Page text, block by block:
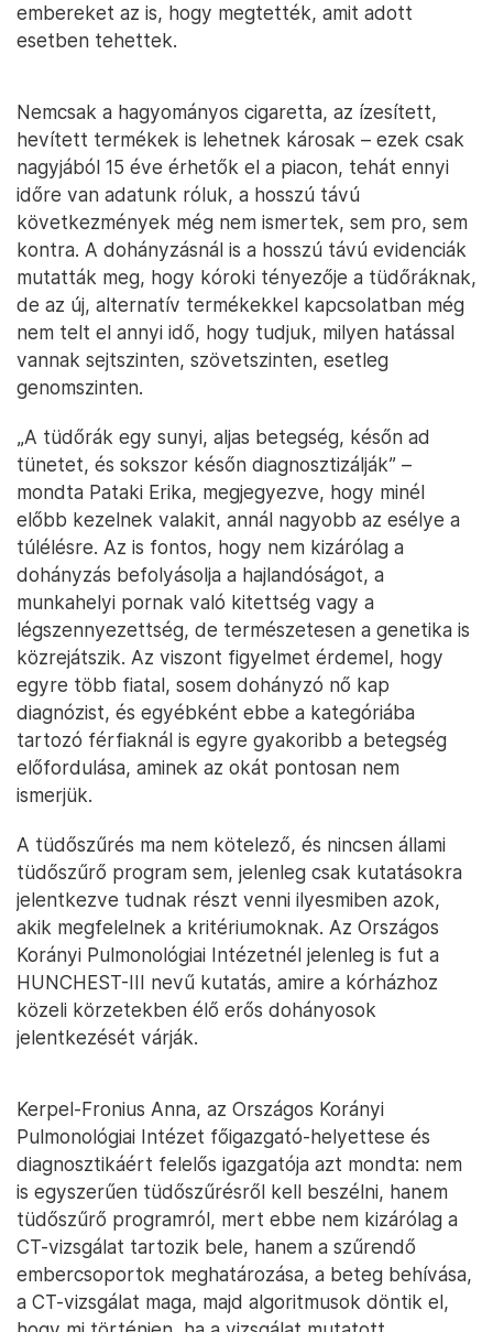
embereket az is, hogy megtették, amit adott
esetben tehettek.
Nemcsak a hagyományos cigaretta, az ízesített,
hevített termékek is lehetnek károsak – ezek csak
nagyjából 15 éve érhetők el a piacon, tehát ennyi
időre van adatunk róluk, a hosszú távú
következmények még nem ismertek, sem pro, sem
kontra. A dohányzásnál is a hosszú távú evidenciák
mutatták meg, hogy kóroki tényezője a tüdőráknak,
de az új, alternatív termékekkel kapcsolatban még
nem telt el annyi idő, hogy tudjuk, milyen hatással
vannak sejtszinten, szövetszinten, esetleg
genomszinten.
„A tüdőrák egy sunyi, aljas betegség, későn ad
tünetet, és sokszor későn diagnosztizálják” –
mondta Pataki Erika, megjegyezve, hogy minél
előbb kezelnek valakit, annál nagyobb az esélye a
túlélésre. Az is fontos, hogy nem kizárólag a
dohányzás befolyásolja a hajlandóságot, a
munkahelyi pornak való kitettség vagy a
légszennyezettség, de természetesen a genetika is
közrejátszik. Az viszont figyelmet érdemel, hogy
egyre több fiatal, sosem dohányzó nő kap
diagnózist, és egyébként ebbe a kategóriába
tartozó férfiaknál is egyre gyakoribb a betegség
előfordulása, aminek az okát pontosan nem
ismerjük.
A tüdőszűrés ma nem kötelező, és nincsen állami
tüdőszűrő program sem, jelenleg csak kutatásokra
jelentkezve tudnak részt venni ilyesmiben azok,
akik megfelelnek a kritériumoknak. Az Országos
Korányi Pulmonológiai Intézetnél jelenleg is fut a
HUNCHEST-III nevű kutatás, amire a kórházhoz
közeli körzetekben élő erős dohányosok
jelentkezését várják.
Kerpel-Fronius Anna, az Országos Korányi
Pulmonológiai Intézet főigazgató-helyettese és
diagnosztikáért felelős igazgatója azt mondta: nem
is egyszerűen tüdőszűrésről kell beszélni, hanem
tüdőszűrő programról, mert ebbe nem kizárólag a
CT-vizsgálat tartozik bele, hanem a szűrendő
embercsoportok meghatározása, a beteg behívása,
a CT-vizsgálat maga, majd algoritmusok döntik el,